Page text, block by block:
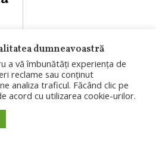
dumneavoastră
a vă îmbunătăți experiența de
reclame sau conținut
analiza traficul. Făcând clic pe
acord cu utilizarea cookie-urilor.